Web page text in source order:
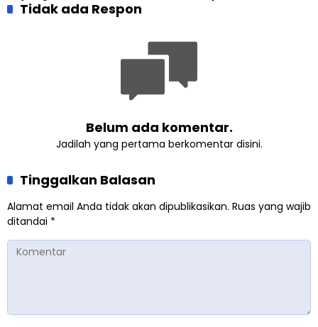
Pembangunan Kembali
Tidak ada Respon
Belum ada komentar.
Jadilah yang pertama berkomentar disini.
Tinggalkan Balasan
Alamat email Anda tidak akan dipublikasikan. Ruas yang wajib
ditandai *